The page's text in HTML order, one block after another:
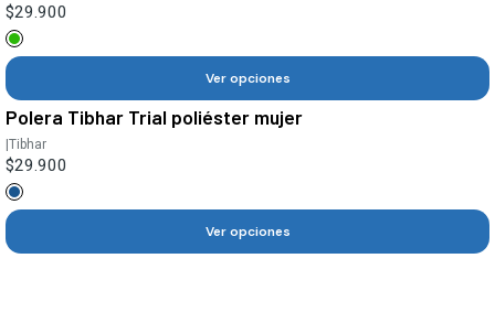
$29.900
Ver opciones
Polera Tibhar Trial poliéster mujer
|Tibhar
$29.900
Ver opciones